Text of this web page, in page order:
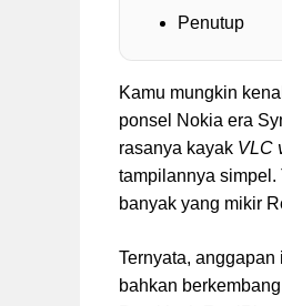
Penutup
Kamu mungkin
ponsel Nokia era
rasanya kayak VLC
tampilannya
banyak yang mikir
Ternyata,
bahkan